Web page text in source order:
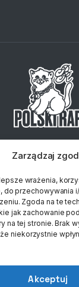
Zarządzaj
wrażenia,
do przechowywania
Zgoda na te
jak zachowanie
na tej stronie. Brak
niekorzystnie
Akceptuj
127 837 Email: